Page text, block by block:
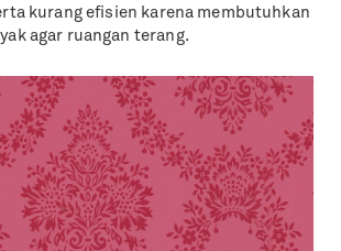
kurang efisien karena membutuhkan
agar ruangan terang.